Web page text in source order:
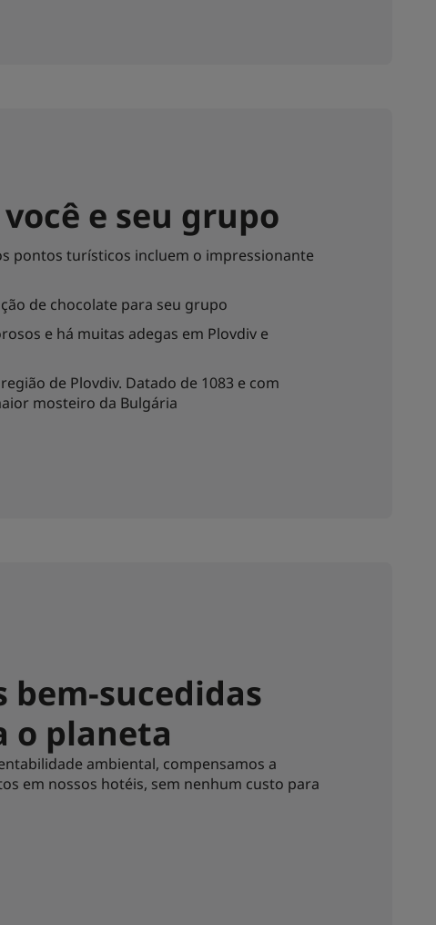
e seu grupo
pontos turísticos incluem o impressionante
de chocolate para seu grupo
e há muitas adegas em Plovdiv e
de Plovdiv. Datado de 1083 e com
mosteiro da Bulgária
bem-sucedidas
o planeta
ambiental, compensamos a
em nossos hotéis, sem nenhum custo para